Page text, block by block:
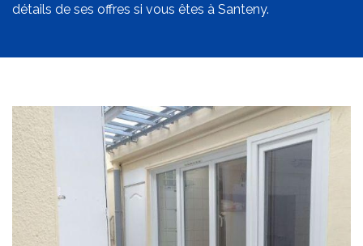
détails de ses offres si vous êtes à Santeny.